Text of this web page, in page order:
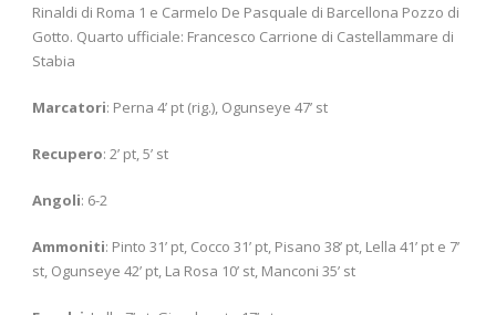
Rinaldi di Roma 1 e Carmelo De Pasquale di Barcellona Pozzo di
Gotto. Quarto ufficiale: Francesco Carrione di Castellammare di
Stabia
Marcatori: Perna 4’ pt (rig.), Ogunseye 47’ st
Recupero: 2’ pt, 5’ st
Angoli: 6-2
Ammoniti: Pinto 31’ pt, Cocco 31’ pt, Pisano 38’ pt, Lella 41’ pt e 7’
st, Ogunseye 42’ pt, La Rosa 10’ st, Manconi 35’ st